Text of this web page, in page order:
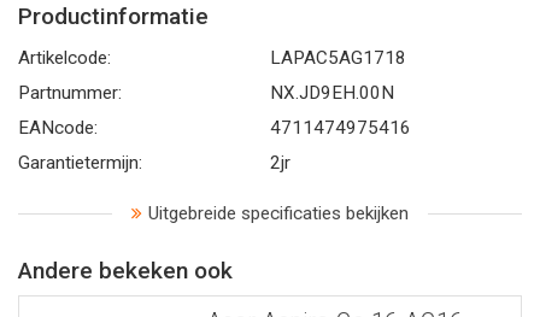
Productinformatie
Artikelcode:
LAPAC5AG1718
Partnummer:
NX.JD9EH.00N
EANcode:
4711474975416
Garantietermijn:
2jr
Uitgebreide specificaties bekijken
Andere bekeken ook